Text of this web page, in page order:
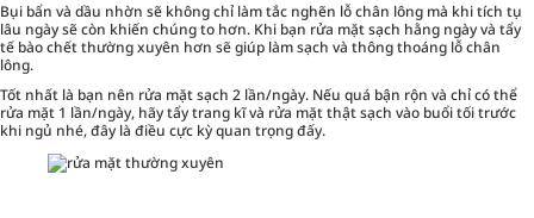
Bụi bẩn và dầu nhờn sẽ không chỉ làm tắc nghẽn lỗ chân lông mà khi tích tụ
lâu ngày sẽ còn khiến chúng to hơn. Khi bạn rửa mặt sạch hằng ngày và tẩy
tế bào chết thường xuyên hơn sẽ giúp làm sạch và thông thoáng lỗ chân
lông.
Tốt nhất là bạn nên rửa mặt sạch 2 lần/ngày. Nếu quá bận rộn và chỉ có thể
rửa mặt 1 lần/ngày, hãy tẩy trang kĩ và rửa mặt thật sạch vào buổi tối trước
khi ngủ nhé, đây là điều cực kỳ quan trọng đấy.